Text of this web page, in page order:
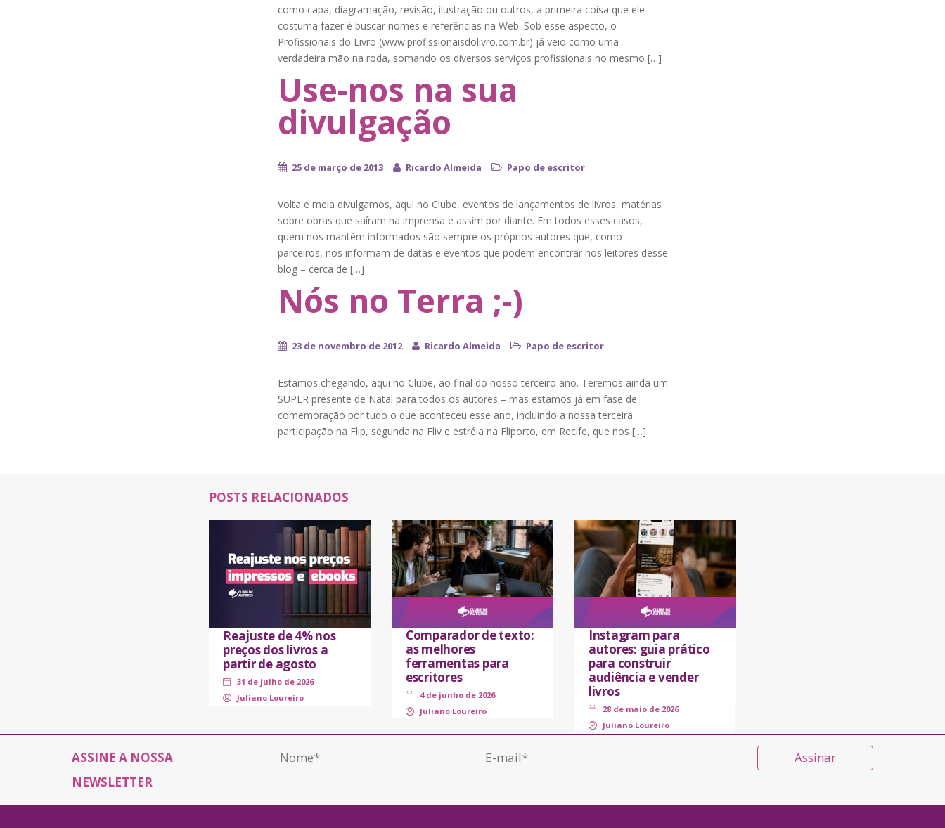
como capa, diagramação, revisão, ilustração ou outros, a primeira coisa que ele
costuma fazer é buscar nomes e referências na Web. Sob esse aspecto, o
Profissionais do Livro (www.profissionaisdolivro.com.br) já veio como uma
verdadeira mão na roda, somando os diversos serviços profissionais no mesmo […]
Use-nos na sua
divulgação
25 de março de 2013 Ricardo Almeida Papo de escritor
Volta e meia divulgamos, aqui no Clube, eventos de lançamentos de livros, matérias
sobre obras que saíram na imprensa e assim por diante. Em todos esses casos,
quem nos mantém informados são sempre os próprios autores que, como
parceiros, nos informam de datas e eventos que podem encontrar nos leitores desse
blog – cerca de […]
Nós no Terra ;-)
23 de novembro de 2012 Ricardo Almeida Papo de escritor
Estamos chegando, aqui no Clube, ao final do nosso terceiro ano. Teremos ainda um
SUPER presente de Natal para todos os autores – mas estamos já em fase de
comemoração por tudo o que aconteceu esse ano, incluindo a nossa terceira
participação na Flip, segunda na Fliv e estréia na Fliporto, em Recife, que nos […]
POSTS RELACIONADOS
Reajuste de 4% nos
preços dos livros a
partir de agosto
31 de julho de 2026
Juliano Loureiro
Comparador de texto:
as melhores
ferramentas para
escritores
4 de junho de 2026
Juliano Loureiro
Instagram para
autores: guia prático
para construir
audiência e vender
livros
28 de maio de 2026
Juliano Loureiro
ASSINE A NOSSA
NEWSLETTER
Assinar